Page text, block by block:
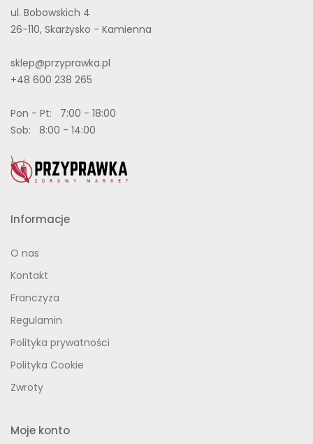
ul. Bobowskich 4
26-110, Skarżysko - Kamienna
sklep@przyprawka.pl
+48 600 238 265
Pon - Pt: 7:00 - 18:00
Sob: 8:00 - 14:00
Informacje
O nas
Kontakt
Franczyza
Regulamin
Polityka prywatności
Polityka Cookie
Zwroty
Moje konto